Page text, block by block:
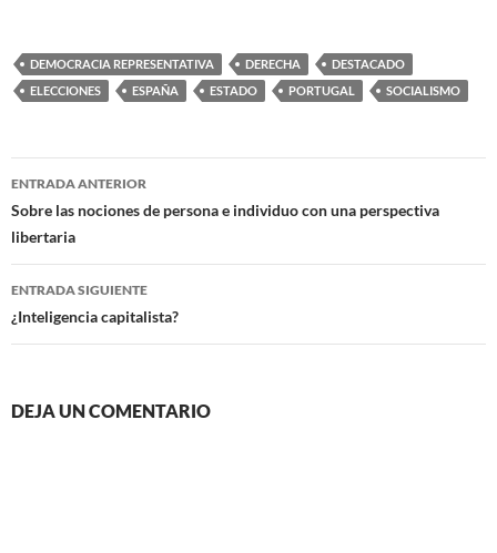
DEMOCRACIA REPRESENTATIVA DERECHA
DESTACADO
ELECCIONES
ESPAÑA ESTADO PORTUGAL SOCIALISMO
Navegación
de
entradas
ENTRADA ANTERIOR
Sobre las nociones de persona e individuo con una perspectiva
libertaria
ENTRADA SIGUIENTE
¿Inteligencia capitalista?
DEJA UN COMENTARIO